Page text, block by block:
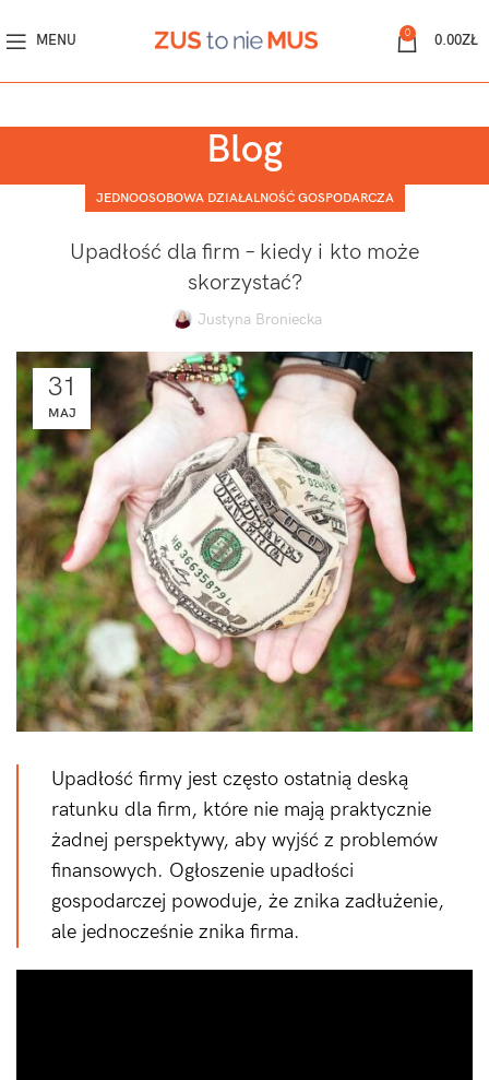
MENU 0 0.00ZŁ
Blog
JEDNOOSOBOWA DZIAŁALNOŚĆ GOSPODARCZA
Upadłość dla firm – kiedy i kto może
skorzystać?
Justyna Broniecka
31
MAJ
Upadłość firmy jest często ostatnią deską
ratunku dla firm, które nie mają praktycznie
żadnej perspektywy, aby wyjść z problemów
finansowych. Ogłoszenie upadłości
gospodarczej powoduje, że znika zadłużenie,
ale jednocześnie znika firma.